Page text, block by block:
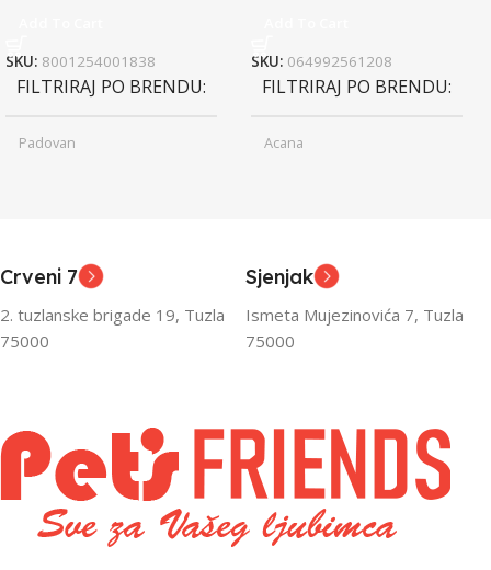
SKU: 8001254001838
FILTRIRAJ PO BRENDU
Padovan
FILTRIRAJ PO TEŽINI
1kg – 3kg
SKU: 064992561208
FILTRIRAJ PO BRENDU
Acana
FILTRIRAJ PO TEŽINI
Crveni 7
2. tuzlanske brigade 19, Tuzla
75000
Sjenjak
Ismeta Mujezinovića 7, Tuzla
75000